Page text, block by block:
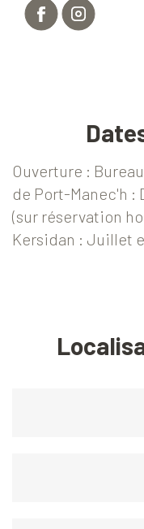
Ouverture :
de Port-Manec'h :
(sur réservation
Kersidan : Juillet